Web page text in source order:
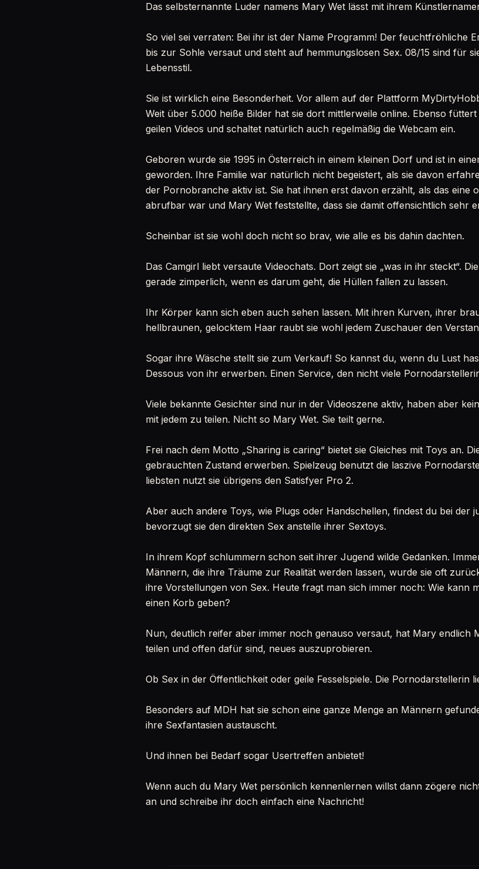
Das selbsternannte Luder namens Mary Wet lässt mit ihrem
So viel sei verraten: Bei ihr ist der Name Programm! Der feuchtfröhliche
bis zur Sohle versaut und steht auf hemmungslosen Sex. 08/15 sind für
Lebensstil.
Sie ist wirklich eine Besonderheit. Vor allem auf der Plattform
Weit über 5.000 heiße Bilder hat sie dort mittlerweile online. Ebenso
geilen Videos und schaltet natürlich auch regelmäßig die Webcam ein.
Geboren wurde sie 1995 in Österreich in einem kleinen Dorf und ist in
geworden. Ihre Familie war natürlich nicht begeistert, als sie davon
der Pornobranche aktiv ist. Sie hat ihnen erst davon erzählt, als das eine
abrufbar war und Mary Wet feststellte, dass sie damit offensichtlich sehr
Scheinbar ist sie wohl doch nicht so brav, wie alle es bis dahin dachten.
Das Camgirl liebt versaute Videochats. Dort zeigt sie „was in ihr steckt“.
gerade zimperlich, wenn es darum geht, die Hüllen fallen zu lassen.
Ihr Körper kann sich eben auch sehen lassen. Mit ihren Kurven, ihrer
hellbraunen, gelocktem Haar raubt sie wohl jedem Zuschauer den
Sogar ihre Wäsche stellt sie zum Verkauf! So kannst du, wenn du Lust
Dessous von ihr erwerben. Einen Service, den nicht viele
Viele bekannte Gesichter sind nur in der Videoszene aktiv, haben aber
mit jedem zu teilen. Nicht so Mary Wet. Sie teilt gerne.
Frei nach dem Motto „Sharing is caring“ bietet sie Gleiches mit Toys an.
gebrauchten Zustand erwerben. Spielzeug benutzt die laszive
liebsten nutzt sie übrigens den Satisfyer Pro 2.
Aber auch andere Toys, wie Plugs oder Handschellen, findest du bei der
bevorzugt sie den direkten Sex anstelle ihrer Sextoys.
In ihrem Kopf schlummern schon seit ihrer Jugend wilde Gedanken.
Männern, die ihre Träume zur Realität werden lassen, wurde sie oft
ihre Vorstellungen von Sex. Heute fragt man sich immer noch: Wie kann
einen Korb geben?
Nun, deutlich reifer aber immer noch genauso versaut, hat Mary endlich
teilen und offen dafür sind, neues auszuprobieren.
Ob Sex in der Öffentlichkeit oder geile Fesselspiele. Die Pornodarstellerin
Besonders auf MDH hat sie schon eine ganze Menge an Männern
ihre Sexfantasien austauscht.
Und ihnen bei Bedarf sogar Usertreffen anbietet!
Wenn auch du Mary Wet persönlich kennenlernen willst dann zögere
an und schreibe ihr doch einfach eine Nachricht!